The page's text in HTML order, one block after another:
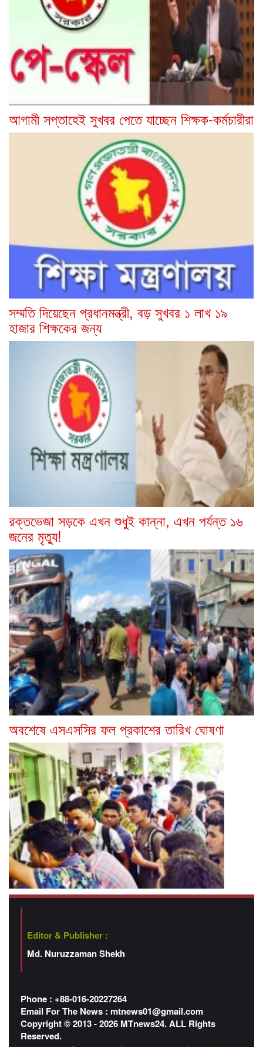
আগামী সপ্তাহেই সুখবর পেতে যাচ্ছেন শিক্ষক-কর্মচারীরা
সম্মতি দিয়েছেন প্রধানমন্ত্রী, বড় সুখবর ১ লাখ ১৯
হাজার শিক্ষকের জন্য
রক্তভেজা সড়কে এখন শুধুই কান্না, এখন পর্যন্ত ১৬
জনের মৃত্যু!
অবশেষে এসএসসির ফল প্রকাশের তারিখ ঘোষণা
Editor & Publisher :
Md. Nuruzzaman Shekh
Phone : +88-016-20227264
Email For The News : mtnews01@gmail.com
Copyright © 2013 - 2026 MTnews24. ALL Rights
Reserved.